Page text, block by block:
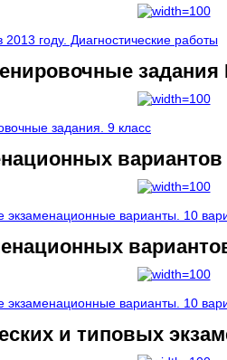
году. Диагностические работы
задания. 9 класс
варианты. 10
экзаменационные варианты. 10
и типовых